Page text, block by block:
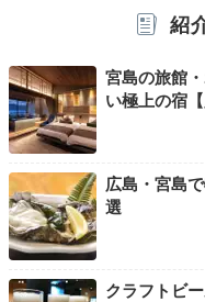
ベーカリー 島旨 PAN
紹
宮島の旅館
い極上の宿【
広島・宮島
選
クラフトビ